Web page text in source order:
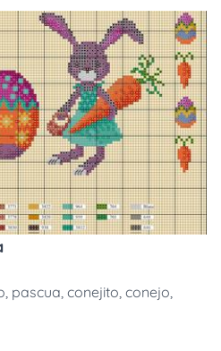
, pascua, conejito, conejo,